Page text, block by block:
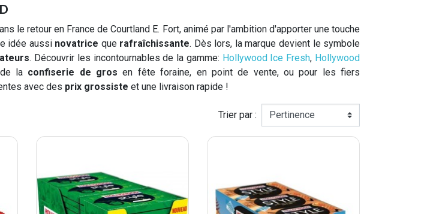
le retour en France de Courtland E. Fort, animé par l'ambition d'apporter une touche
idée aussi novatrice que rafraîchissante. Dès lors, la marque devient le symbole
. Découvrir les incontournables de la gamme: Hollywood Ice Fresh, Hollywood
la confiserie de gros en fête foraine, en point de vente, ou pour les fiers
avec des prix grossiste et une livraison rapide !
Trier par :